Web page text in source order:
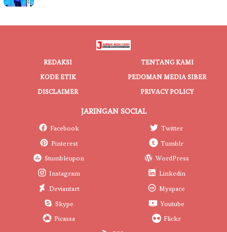
REDAKSI
TENTANG KAMI
KODE ETIK
PEDOMAN MEDIA SIBER
DISCLAIMER
PRIVACY POLICY
JARINGAN SOCIAL
Facebook
Twitter
Pinterest
Tumblr
Stumbleupon
WordPress
Instagram
Linkedin
Deviantart
Myspace
Skype
Youtube
Picassa
Flickr